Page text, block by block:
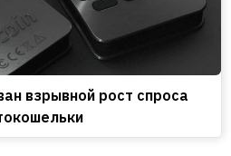
взрывной рост спроса